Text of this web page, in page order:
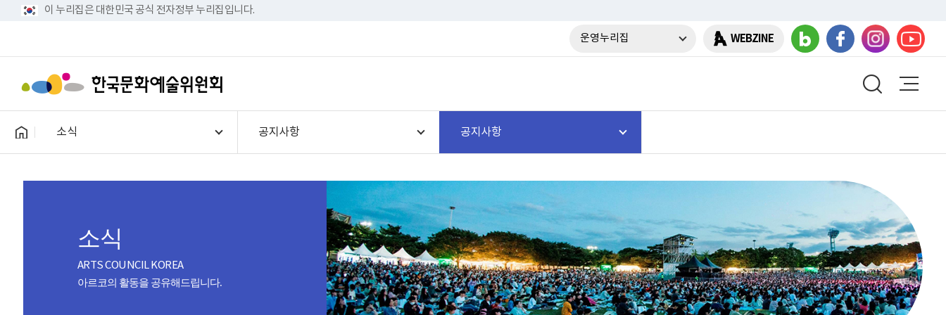
이 누리집은 대한민국 공식 전자정부 누리집입니다.
운영누리집 WEBZINE
소식 공지사항 공지사항
소식
ARTS COUNCIL KOREA
아르코의 활동을 공유해드립니다.